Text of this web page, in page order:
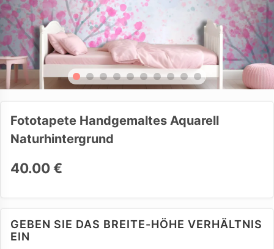
Fototapete Handgemaltes Aquarell
Naturhintergrund
40.00 €
GEBEN SIE DAS BREITE-HÖHE VERHÄLTNIS
EIN